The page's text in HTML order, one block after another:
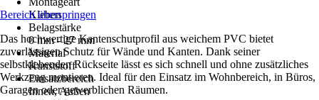
Kleben
Belagstärke
0 mm - 27 mm
Material
Kunststoff
Einsatzbereich
Innen, Außen
Bereich überspringen
Das hochwertige Kantenschutprofil aus weichem PVC bietet
zuverlässigen Schutz für Wände und Kanten. Dank seiner
selbstklebenden Rückseite lässt es sich schnell und ohne zusätzliches
Werkzeug montieren. Ideal für den Einsatz im Wohnbereich, in Büros,
Garagen oder gewerblichen Räumen.